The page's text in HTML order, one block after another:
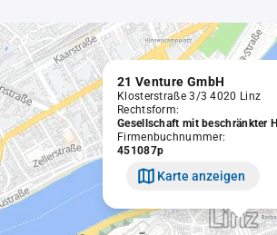
21 Venture GmbH
Klosterstraße 3/3 4020 Linz
Rechtsform:
Gesellschaft mit beschränkter
Firmenbuchnummer:
451087p
Karte anzeigen